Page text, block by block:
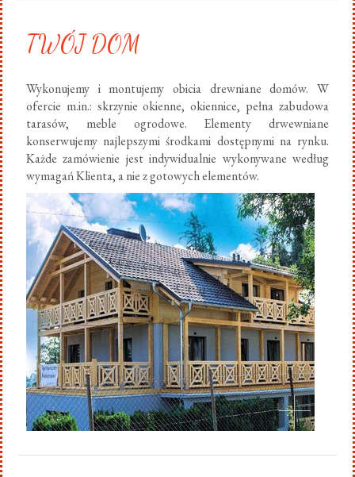
TWÓJ DOM
Wykonujemy i montujemy obicia drewniane domów. W
ofercie m.in.: skrzynie okienne, okiennice, pełna zabudowa
tarasów, meble ogrodowe. Elementy drwewniane
konserwujemy najlepszymi środkami dostępnymi na rynku.
Każde zamówienie jest indywidualnie wykonywane według
wymagań Klienta, a nie z gotowych elementów.